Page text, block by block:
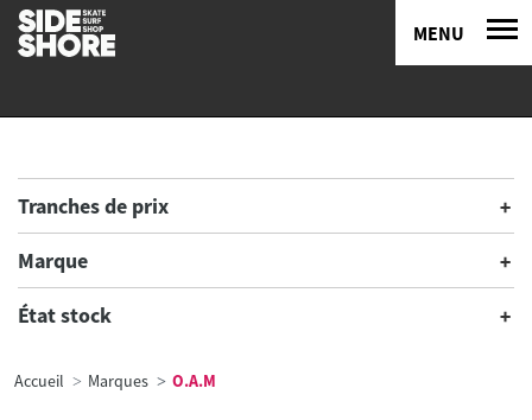
MENU
Tranches de prix
Marque
État stock
Accueil Marques O.A.M